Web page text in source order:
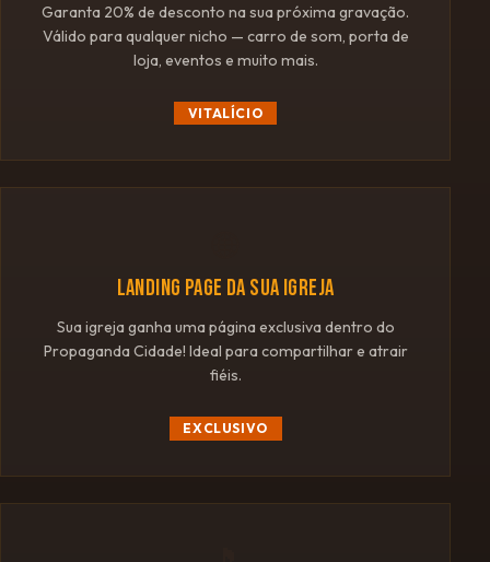
Garanta 20% de desconto na sua próxima gravação.
Válido para qualquer nicho — carro de som, porta de
loja, eventos e muito mais.
VITALÍCIO
LANDING PAGE DA SUA IGREJA
Sua igreja ganha uma página exclusiva dentro do
Propaganda Cidade! Ideal para compartilhar e atrair
fiéis.
EXCLUSIVO